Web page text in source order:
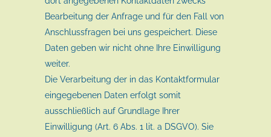
Bearbeitung der Anfrage und für den Fall von
Anschlussfragen bei uns gespeichert. Diese
Daten geben wir nicht ohne Ihre Einwilligung
weiter.
Die Verarbeitung der in das Kontaktformular
eingegebenen Daten erfolgt somit
ausschließlich auf Grundlage Ihrer
Einwilligung (Art. 6 Abs. 1 lit. a DSGVO). Sie